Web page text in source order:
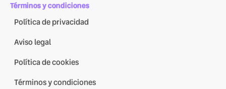
Términos y condiciones
Política de privacidad
Aviso legal
Política de cookies
Términos y condiciones